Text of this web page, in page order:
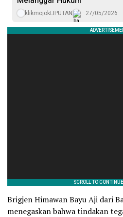
klikmojokLIPUTAN 27/05/2026
Brigjen Himawan Bayu Aji dari
menegaskan bahwa tindakan